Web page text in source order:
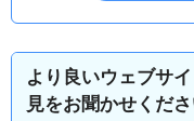
より良いウェブサ
見をお聞かせくだ